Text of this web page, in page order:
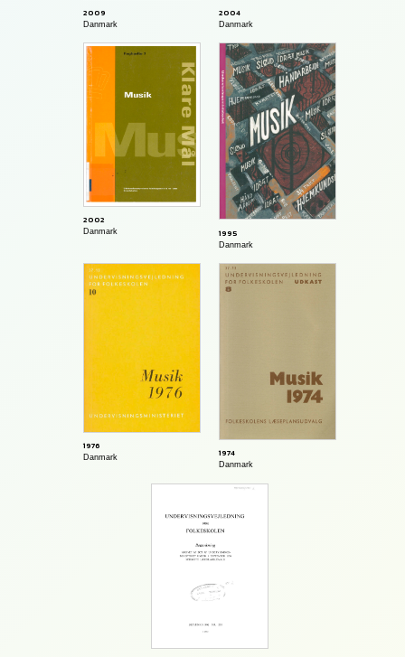
2009
Danmark
2004
Danmark
2002
Danmark 1995
Danmark
1976
Danmark 1974
Danmark